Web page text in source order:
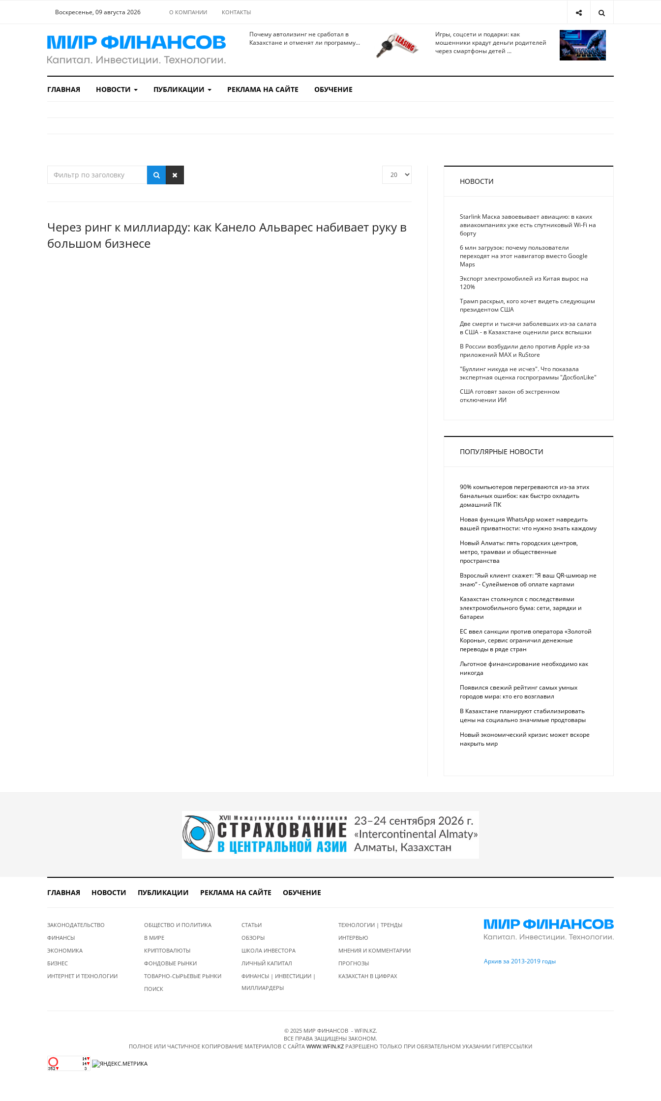
Воскресенье, 09 августа 2026 О КОМПАНИИ КОНТАКТЫ
Почему автолизинг не сработал в
Казахстане и отменят ли программу...
Игры, соцсети и подарки: как
мошенники крадут деньги родителей
через смартфоны детей ...
ГЛАВНАЯ НОВОСТИ ПУБЛИКАЦИИ РЕКЛАМА НА САЙТЕ ОБУЧЕНИЕ
Через ринг к миллиарду: как Канело Альварес набивает руку в
большом бизнесе
НОВОСТИ
Starlink Маска завоевывает авиацию: в каких
авиакомпаниях уже есть спутниковый Wi-Fi на
борту
6 млн загрузок: почему пользователи
переходят на этот навигатор вместо Google
Maps
Экспорт электромобилей из Китая вырос на
120%
Трамп раскрыл, кого хочет видеть следующим
президентом США
Две смерти и тысячи заболевших из-за салата
в США - в Казахстане оценили риск вспышки
В России возбудили дело против Apple из-за
приложений MAX и RuStore
"Буллинг никуда не исчез". Что показала
экспертная оценка госпрограммы "ДосболLike"
США готовят закон об экстренном
отключении ИИ
ПОПУЛЯРНЫЕ НОВОСТИ
90% компьютеров перегреваются из-за этих
банальных ошибок: как быстро охладить
домашний ПК
Новая функция WhatsApp может навредить
вашей приватности: что нужно знать каждому
Новый Алматы: пять городских центров,
метро, трамваи и общественные
пространства
Взрослый клиент скажет: “Я ваш QR-шмюар не
знаю“ - Сулейменов об оплате картами
Казахстан столкнулся с последствиями
электромобильного бума: сети, зарядки и
батареи
ЕС ввел санкции против оператора «Золотой
Короны», сервис ограничил денежные
переводы в ряде стран
Льготное финансирование необходимо как
никогда
Появился свежий рейтинг самых умных
городов мира: кто его возглавил
В Казахстане планируют стабилизировать
цены на социально значимые продтовары
Новый экономический кризис может вскоре
накрыть мир
ГЛАВНАЯ НОВОСТИ ПУБЛИКАЦИИ РЕКЛАМА НА САЙТЕ ОБУЧЕНИЕ
ЗАКОНОДАТЕЛЬСТВО
ФИНАНСЫ
ЭКОНОМИКА
БИЗНЕС
ИНТЕРНЕТ И ТЕХНОЛОГИИ
ОБЩЕСТВО И ПОЛИТИКА
В МИРЕ
КРИПТОВАЛЮТЫ
ФОНДОВЫЕ РЫНКИ
ТОВАРНО-СЫРЬЕВЫЕ РЫНКИ
ПОИСК
СТАТЬИ
ОБЗОРЫ
ШКОЛА ИНВЕСТОРА
ЛИЧНЫЙ КАПИТАЛ
ФИНАНСЫ | ИНВЕСТИЦИИ |
МИЛЛИАРДЕРЫ
ТЕХНОЛОГИИ | ТРЕНДЫ
ИНТЕРВЬЮ
МНЕНИЯ И КОММЕНТАРИИ
ПРОГНОЗЫ
КАЗАХСТАН В ЦИФРАХ
Архив за 2013-2019 годы
© 2025 МИР ФИНАНСОВ - WFIN.KZ.
ВСЕ ПРАВА ЗАЩИЩЕНЫ ЗАКОНОМ.
ПОЛНОЕ ИЛИ ЧАСТИЧНОЕ КОПИРОВАНИЕ МАТЕРИАЛОВ C САЙТА WWW.WFIN.KZ РАЗРЕШЕНО ТОЛЬКО ПРИ ОБЯЗАТЕЛЬНОМ УКАЗАНИИ ГИПЕРССЫЛКИ